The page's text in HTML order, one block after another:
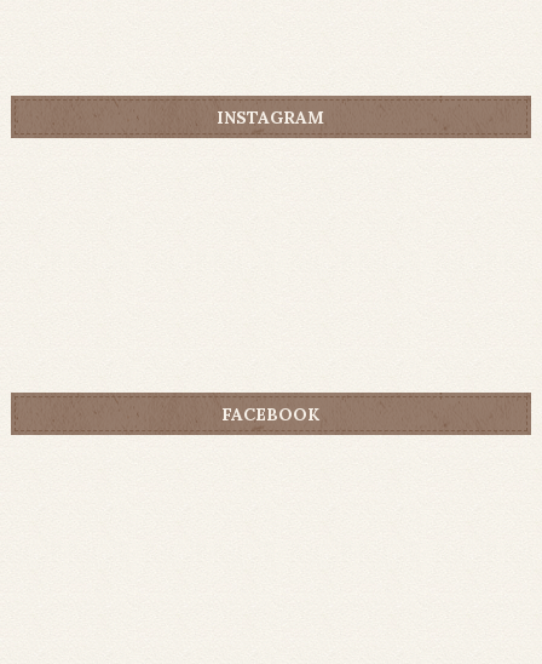
INSTAGRAM
FACEBOOK